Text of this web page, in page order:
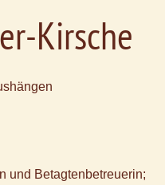
Kirsche
und Betagtenbetreuerin;